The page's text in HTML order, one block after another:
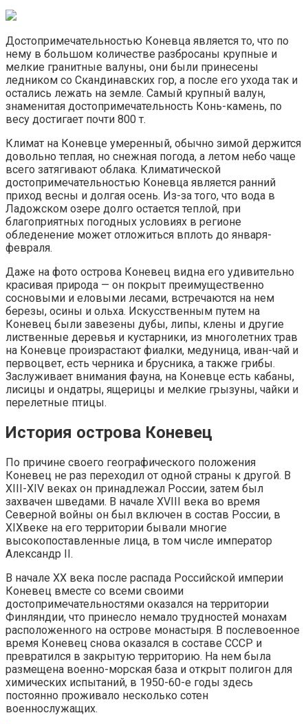
Достопримечательностью Коневца является то, что по
нему в большом количестве разбросаны крупные и
мелкие гранитные валуны, они были принесены
ледником со Скандинавских гор, а после его ухода так и
остались лежать на земле. Самый крупный валун,
знаменитая достопримечательность Конь-камень, по
весу достигает почти 800 т.
Климат на Коневце умеренный, обычно зимой держится
довольно теплая, но снежная погода, а летом небо чаще
всего затягивают облака. Климатической
достопримечательностью Коневца является ранний
приход весны и долгая осень. Из-за того, что вода в
Ладожском озере долго остается теплой, при
благоприятных погодных условиях в регионе
обледенение может отложиться вплоть до января-
февраля.
Даже на фото острова Коневец видна его удивительно
красивая природа — он покрыт преимущественно
сосновыми и еловыми лесами, встречаются на нем
березы, осины и ольха. Искусственным путем на
Коневец были завезены дубы, липы, клены и другие
лиственные деревья и кустарники, из многолетних трав
на Коневце произрастают фиалки, медуница, иван-чай и
первоцвет, есть черника и брусника, а также грибы.
Заслуживает внимания фауна, на Коневце есть кабаны,
лисицы и ондатры, ящерицы и мелкие грызуны, чайки и
перелетные птицы.
История острова Коневец
По причине своего географического положения
Коневец не раз переходил от одной страны к другой. В
XIII-XIV веках он принадлежал России, затем был
захвачен шведами. В начале XVIII века во время
Северной войны он был включен в состав России, в
XIXвеке на его территории бывали многие
высокопоставленные лица, в том числе император
Александр II.
В начале ХХ века после распада Российской империи
Коневец вместе со всеми своими
достопримечательностями оказался на территории
Финляндии, что принесло немало трудностей монахам
расположенного на острове монастыря. В послевоенное
время Коневец снова оказался в составе СССР и
превратился в закрытую территорию. На нем была
размещена военно-морская база и открыт полигон для
химических испытаний, в 1950-60-е годы здесь
постоянно проживало несколько сотен
военнослужащих.